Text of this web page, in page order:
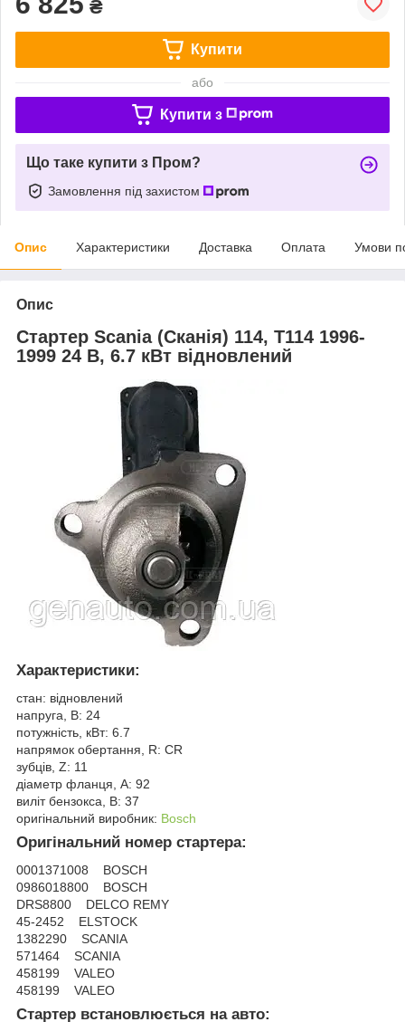
₴
Купити
або
Купити з
Що таке купити з Пром?
Замовлення під захистом
Опис Характеристики Доставка Оплата Умови
Опис
Стартер Scania (Сканія) 114, T114 1996-
1999 24 В, 6.7 кВт відновлений
Характеристики:
стан: відновлений
напруга, В: 24
потужність, кВт: 6.7
напрямок обертання, R: CR
зубців, Z: 11
діаметр фланця, A: 92
виліт бензокса, B: 37
оригінальний виробник: Bosch
Оригінальний номер стартера:
0001371008 BOSCH
0986018800 BOSCH
DRS8800 DELCO REMY
45-2452 ELSTOCK
1382290 SCANIA
571464 SCANIA
458199 VALEO
458199 VALEO
Стартер встановлюється на авто: